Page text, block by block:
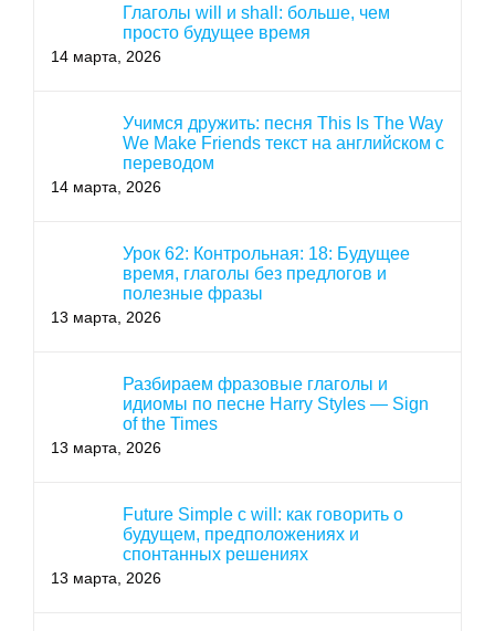
Глаголы will и shall: больше, чем
просто будущее время
14 марта, 2026
Учимся дружить: песня This Is The Way
We Make Friends текст на английском с
переводом
14 марта, 2026
Урок 62: Контрольная: 18: Будущее
время, глаголы без предлогов и
полезные фразы
13 марта, 2026
Разбираем фразовые глаголы и
идиомы по песне Harry Styles — Sign
of the Times
13 марта, 2026
Future Simple с will: как говорить о
будущем, предположениях и
спонтанных решениях
13 марта, 2026